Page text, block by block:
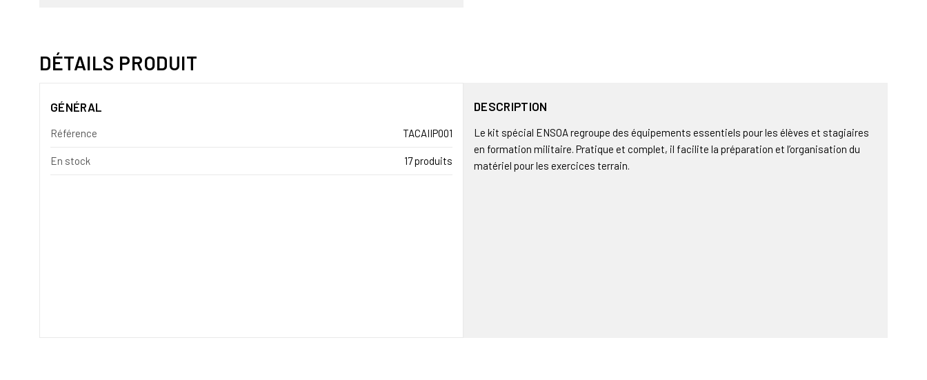
DÉTAILS PRODUIT
GÉNÉRAL
Référence TACAIIP001
En stock 17 produits
DESCRIPTION
Le kit spécial ENSOA regroupe des équipements essentiels pour les élèves et stagiaires
en formation militaire. Pratique et complet, il facilite la préparation et l’organisation du
matériel pour les exercices terrain.